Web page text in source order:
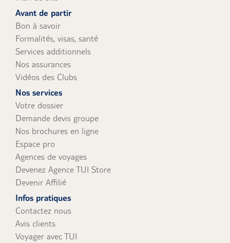
Avant de partir
Bon à savoir
Formalités, visas, santé
Services additionnels
Nos assurances
Vidéos des Clubs
Nos services
Votre dossier
Demande devis groupe
Nos brochures en ligne
Espace pro
Agences de voyages
Devenez Agence TUI Store
Devenir Affilié
Infos pratiques
Contactez nous
Avis clients
Voyager avec TUI